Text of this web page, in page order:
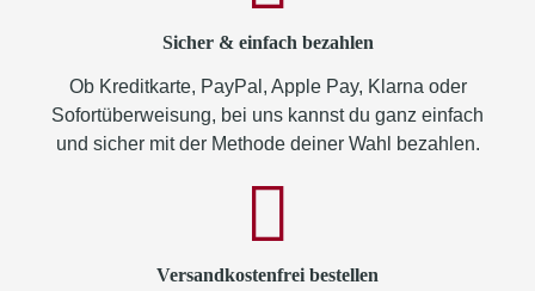
Sicher & einfach bezahlen
Ob Kreditkarte, PayPal, Apple Pay, Klarna oder
Sofortüberweisung, bei uns kannst du ganz einfach
und sicher mit der Methode deiner Wahl bezahlen.
Versandkostenfrei bestellen